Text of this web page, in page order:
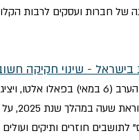
של חברות ועסקים לרבות
במסגרת סדרת הרצאות בארצות הברית, עו"ד
הפטור
חוזרים ותיקים